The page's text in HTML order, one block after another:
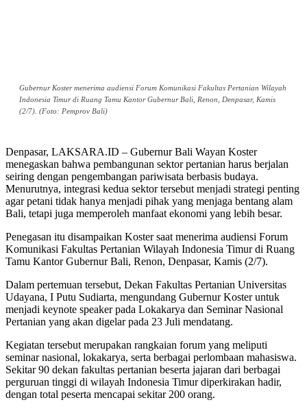
Gubernur Koster menerima audiensi Forum Komunikasi Fakultas Pertanian Wilayah
Indonesia Timur di Ruang Tamu Kantor Gubernur Bali, Renon, Denpasar, Kamis
(2/7). (Foto: Pemprov Bali)
Denpasar, LAKSARA.ID – Gubernur Bali Wayan Koster
menegaskan bahwa pembangunan sektor pertanian harus berjalan
seiring dengan pengembangan pariwisata berbasis budaya.
Menurutnya, integrasi kedua sektor tersebut menjadi strategi penting
agar petani tidak hanya menjadi pihak yang menjaga bentang alam
Bali, tetapi juga memperoleh manfaat ekonomi yang lebih besar.
Penegasan itu disampaikan Koster saat menerima audiensi Forum
Komunikasi Fakultas Pertanian Wilayah Indonesia Timur di Ruang
Tamu Kantor Gubernur Bali, Renon, Denpasar, Kamis (2/7).
Dalam pertemuan tersebut, Dekan Fakultas Pertanian Universitas
Udayana, I Putu Sudiarta, mengundang Gubernur Koster untuk
menjadi keynote speaker pada Lokakarya dan Seminar Nasional
Pertanian yang akan digelar pada 23 Juli mendatang.
Kegiatan tersebut merupakan rangkaian forum yang meliputi
seminar nasional, lokakarya, serta berbagai perlombaan mahasiswa.
Sekitar 90 dekan fakultas pertanian beserta jajaran dari berbagai
perguruan tinggi di wilayah Indonesia Timur diperkirakan hadir,
dengan total peserta mencapai sekitar 200 orang.